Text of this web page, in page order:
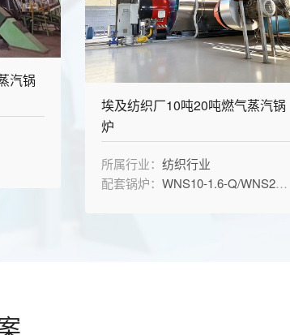
汽锅
埃及纺织厂10吨20吨燃气蒸汽锅
炉
所属行业： 纺织行业
配套锅炉： WNS10-1.6-Q/WNS20-1.6-Q